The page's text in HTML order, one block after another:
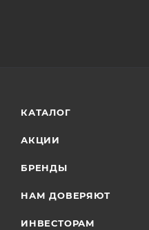
• Роскошный
• Не сушит и не
КАТАЛОГ
АКЦИИ
БРЕНДЫ
НАМ ДОВЕРЯЮТ
ИНВЕСТОРАМ